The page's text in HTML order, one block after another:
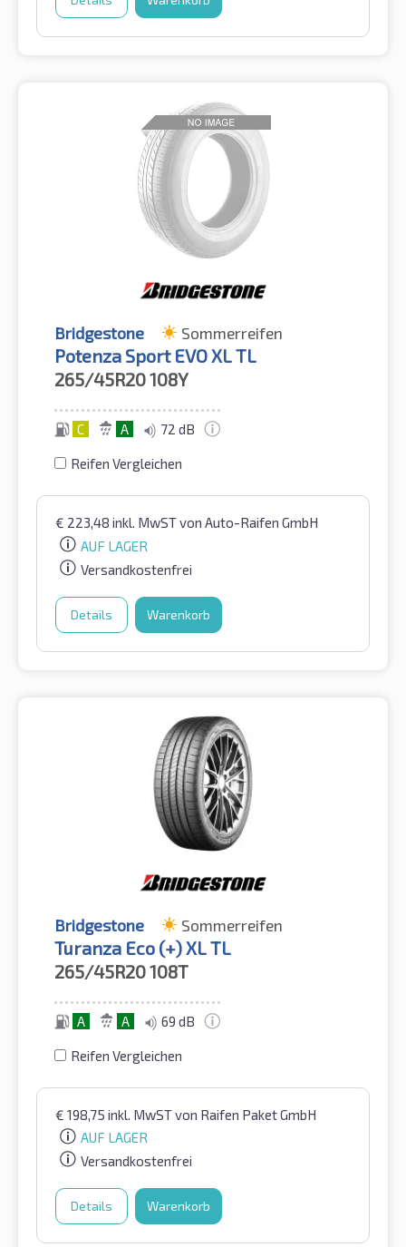
Bridgestone Sommerreifen
Potenza Sport EVO XL TL
265/45R20108Y
C A 72 dB
Reifen Vergleichen
€ 223,48 inkl. MwSTvon Auto-Raifen GmbH
AUF LAGER
Versandkostenfrei
Details Warenkorb
Bridgestone Sommerreifen
Turanza Eco (+) XL TL
265/45R20108T
A A 69 dB
Reifen Vergleichen
€ 198,75 inkl. MwSTvon Raifen Paket GmbH
AUF LAGER
Versandkostenfrei
Details Warenkorb